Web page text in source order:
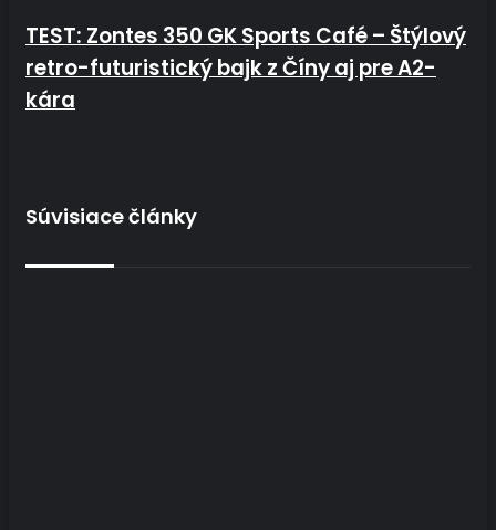
TEST: Zontes 350 GK Sports Café – Štýlový retro-futuristický
bajk z Číny aj pre A2-kára
TEST: Zontes 350 GK Sports Café – Štýlový
retro-futuristický bajk z Číny aj pre A2-
kára
Súvisiace články